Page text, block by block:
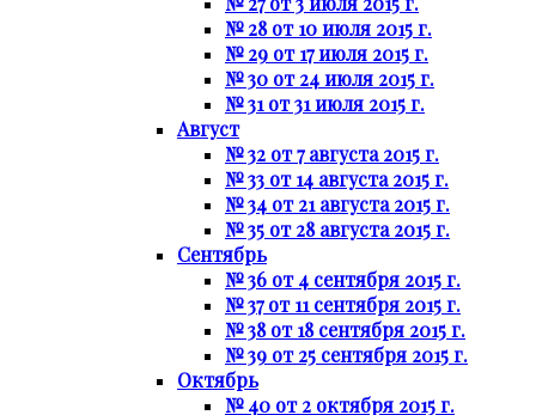
№ 28 от 10 июля 2015 г.
№ 29 от 17 июля 2015 г.
№ 30 от 24 июля 2015 г.
№ 31 от 31 июля 2015 г.
Август
№ 32 от 7 августа 2015 г.
№ 33 от 14 августа 2015 г.
№ 34 от 21 августа 2015 г.
№ 35 от 28 августа 2015 г.
Сентябрь
№ 36 от 4 сентября 2015 г.
№ 37 от 11 сентября 2015 г.
№ 38 от 18 сентября 2015 г.
№ 39 от 25 сентября 2015 г.
Октябрь
№ 40 от 2 октября 2015 г.